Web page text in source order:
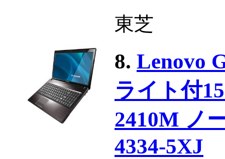
東芝
8. Lenovo
ライト付
2410M ノ
4334-5XJ